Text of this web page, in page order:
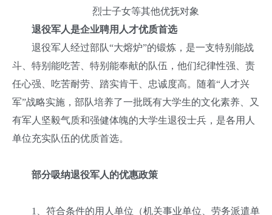
烈士子女等其他优抚对象
退役军人是企业聘用人才优质首选
退役军人经过部队“大熔炉”的锻炼，是一支特别能战
斗、特别能吃苦、特别能奉献的队伍，他们纪律性强、责
任心强、吃苦耐劳、踏实肯干、忠诚度高。随着“人才兴
军”战略实施，部队培养了一批既有大学生的文化素养、又
有军人坚毅气质和强健体魄的大学生退役士兵，是各用人
单位充实队伍的优质首选。
部分吸纳退役军人的优惠政策
1、符合条件的用人单位（机关事业单位、劳务派遣单